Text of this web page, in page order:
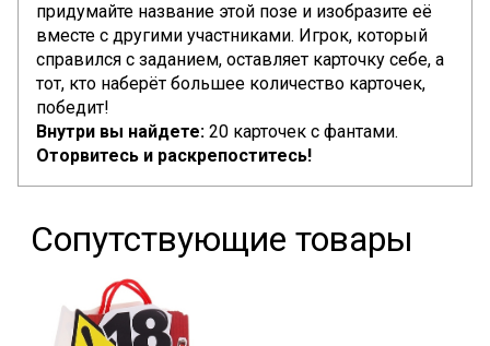
придумайте название этой позе и изобразите её
вместе с другими участниками. Игрок, который
справился с заданием, оставляет карточку себе, а
тот, кто наберёт большее количество карточек,
победит!
Внутри вы найдете: 20 карточек с фантами.
Оторвитесь и раскрепоститесь!
Сопутствующие товары